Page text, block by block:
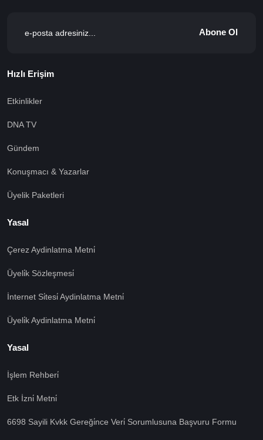
Abone Ol
Hızlı Erişim
Etkinlikler
DNA TV
Gündem
Konuşmacı & Yazarlar
Üyelik Paketleri
Yasal
Çerez Aydinlatma Metni̇
Üyeli̇k Sözleşmesi̇
İnternet Si̇tesi̇ Aydinlatma Metni̇
Üyeli̇k Aydinlatma Metni̇
Yasal
İşlem Rehberi̇
Etk İzni̇ Metni̇
6698 Sayili Kvkk Gereği̇nce Veri̇ Sorumlusuna Başvuru Formu